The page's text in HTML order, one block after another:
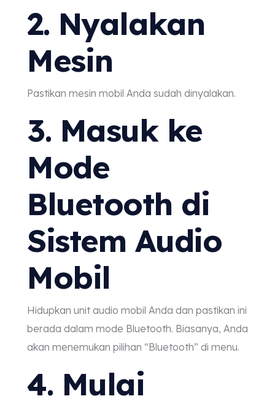
2. Nyalakan
Mesin
Pastikan mesin mobil Anda sudah dinyalakan.
3. Masuk ke
Mode
Bluetooth di
Sistem Audio
Mobil
Hidupkan unit audio mobil Anda dan pastikan ini
berada dalam mode Bluetooth. Biasanya, Anda
akan menemukan pilihan “Bluetooth” di menu.
4. Mulai